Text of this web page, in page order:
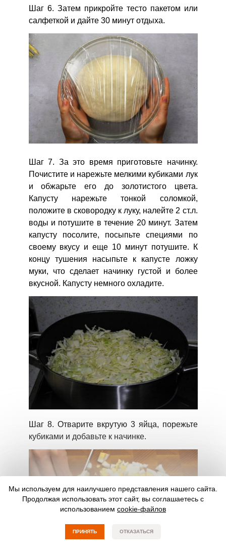
Шаг 6. Затем прикройте тесто пакетом или
салфеткой и дайте 30 минут отдыха.
Шаг 7. За это время приготовьте начинку.
Почистите и нарежьте мелкими кубиками лук
и обжарьте его до золотистого цвета.
Капусту нарежьте тонкой соломкой,
положите в сковородку к луку, налейте 2 ст.л.
воды и потушите в течение 20 минут. Затем
капусту посолите, посыпьте специями по
своему вкусу и еще 10 минут потушите. К
концу тушения насыпьте к капусте ложку
муки, что сделает начинку густой и более
вкусной. Капусту немного охладите.
Шаг 8. Отварите вкрутую 3 яйца, порежьте
кубиками и добавьте к начинке.
Мы используем для наилучшего представления нашего сайта.
Продолжая использовать этот сайт, вы соглашаетесь с
использованием cookie-файлов
ПРИНЯТЬ ОТКАЗАТЬСЯ